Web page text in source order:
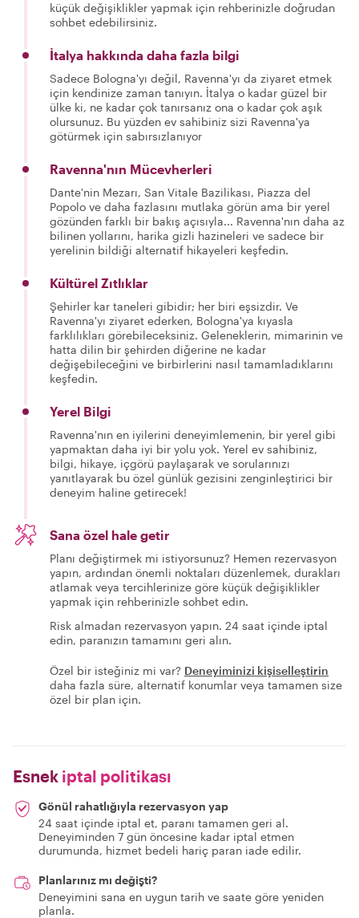
küçük değişiklikler yapmak için rehberinizle doğrudan
sohbet edebilirsiniz.
İtalya hakkında daha fazla bilgi
Sadece Bologna'yı değil, Ravenna'yı da ziyaret etmek
için kendinize zaman tanıyın. İtalya o kadar güzel bir
ülke ki, ne kadar çok tanırsanız ona o kadar çok aşık
olursunuz. Bu yüzden ev sahibiniz sizi Ravenna'ya
götürmek için sabırsızlanıyor
Ravenna'nın Mücevherleri
Dante'nin Mezarı, San Vitale Bazilikası, Piazza del
Popolo ve daha fazlasını mutlaka görün ama bir yerel
gözünden farklı bir bakış açısıyla... Ravenna'nın daha az
bilinen yollarını, harika gizli hazineleri ve sadece bir
yerelinin bildiği alternatif hikayeleri keşfedin.
Kültürel Zıtlıklar
Şehirler kar taneleri gibidir; her biri eşsizdir. Ve
Ravenna'yı ziyaret ederken, Bologna'ya kıyasla
farklılıkları görebileceksiniz. Geleneklerin, mimarinin ve
hatta dilin bir şehirden diğerine ne kadar
değişebileceğini ve birbirlerini nasıl tamamladıklarını
keşfedin.
Yerel Bilgi
Ravenna'nın en iyilerini deneyimlemenin, bir yerel gibi
yapmaktan daha iyi bir yolu yok. Yerel ev sahibiniz,
bilgi, hikaye, içgörü paylaşarak ve sorularınızı
yanıtlayarak bu özel günlük gezisini zenginleştirici bir
deneyim haline getirecek!
Sana özel hale getir
Planı değiştirmek mi istiyorsunuz? Hemen rezervasyon
yapın, ardından önemli noktaları düzenlemek, durakları
atlamak veya tercihlerinize göre küçük değişiklikler
yapmak için rehberinizle sohbet edin.
Risk almadan rezervasyon yapın. 24 saat içinde iptal
edin, paranızın tamamını geri alın.
Özel bir isteğiniz mi var? Deneyiminizi kişiselleştirin
daha fazla süre, alternatif konumlar veya tamamen size
özel bir plan için.
Esnek iptal politikası
Gönül rahatlığıyla rezervasyon yap
24 saat içinde iptal et, paranı tamamen geri al.
Deneyiminden 7 gün öncesine kadar iptal etmen
durumunda, hizmet bedeli hariç paran iade edilir.
Planlarınız mı değişti?
Deneyimini sana en uygun tarih ve saate göre yeniden
planla.